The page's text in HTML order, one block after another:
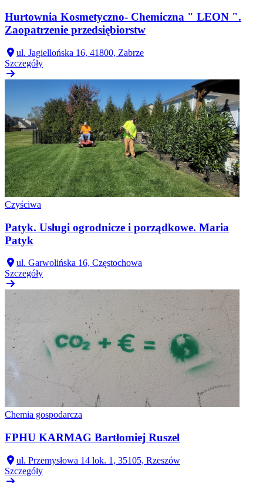
Hurtownia Kosmetyczno- Chemiczna " LEON ".
Zaopatrzenie przedsiębiorstw
ul. Jagiellońska 16, 41800, Zabrze
Szczegóły
Czyściwa
Patyk. Usługi ogrodnicze i porządkowe. Maria
Patyk
ul. Garwolińska 16, Częstochowa
Szczegóły
Chemia gospodarcza
FPHU KARMAG Bartłomiej Ruszel
ul. Przemysłowa 14 lok. 1, 35105, Rzeszów
Szczegóły